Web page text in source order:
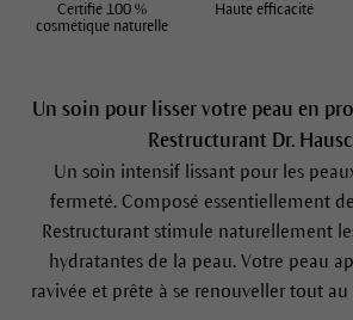
Un soin pour lisser votre peau en
Restructurant Dr.
Un soin intensif lissant pour les
fermeté. Composé essentiellement
Restructurant stimule naturellement
hydratantes de la peau. Votre peau
ravivée et prête à se renouveller tout
Certifié 100 %
cosmétique naturelle
Haute efficacité